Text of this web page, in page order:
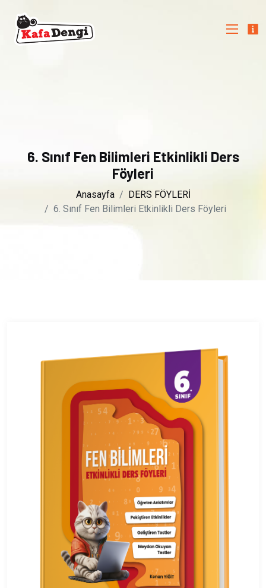
6. Sınıf Fen Bilimleri Etkinlikli Ders
Föyleri
Anasayfa
DERS FÖYLERİ
6. Sınıf Fen Bilimleri Etkinlikli Ders Föyleri